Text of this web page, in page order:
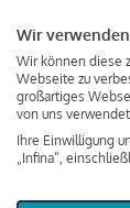
Wir
Wir können diese
Webseite zu
großartiges
von uns
Ihre Einwilligung
„Infina“,